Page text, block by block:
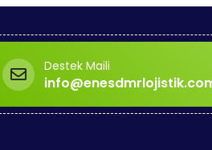
Destek Maili